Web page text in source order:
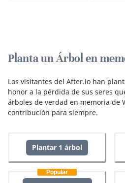
Planta un Árbol en
Los visitantes del After.io han
honor a la pérdida de sus seres
árboles de verdad en memoria de
contribución para siempre.
Plantar 1 árbol
Popular